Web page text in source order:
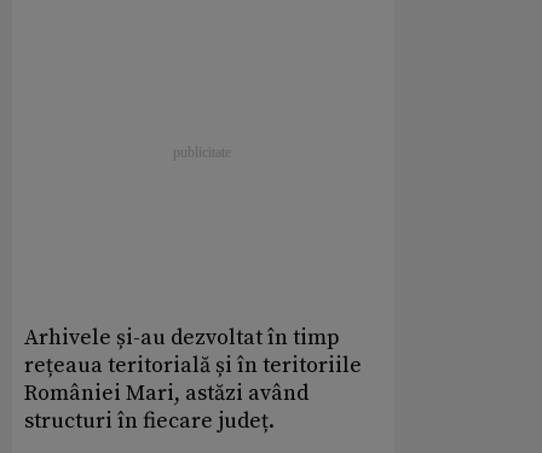
Arhivele și-au dezvoltat în timp
rețeaua teritorială și în teritoriile
României Mari, astăzi având
structuri în fiecare județ.